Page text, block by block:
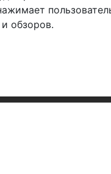
обзоров.